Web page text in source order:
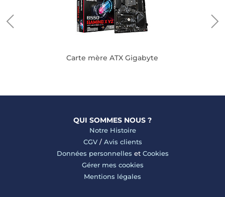
Carte mère ATX Gigabyte
QUI SOMMES NOUS ?
Notre Histoire
CGV/ Avis clients
Données personnelles et Cookies
Gérer mes cookies
Mentions légales